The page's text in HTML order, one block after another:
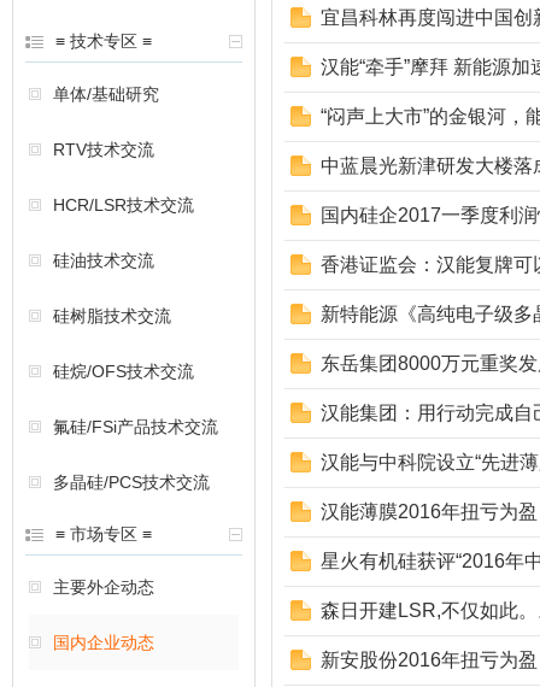
≡ 技术专区 ≡
单体/基础研究
RTV技术交流
HCR/LSR技术交流
硅油技术交流
硅树脂技术交流
硅烷/OFS技术交流
氟硅/FSi产品技术交流
多晶硅/PCS技术交流
≡ 市场专区 ≡
主要外企动态
国内企业动态
宜昌科林再度闯进中国
汉能“牵手”摩拜 新能源加
“闷声上大市”的金银河，
中蓝晨光新津研发大楼落
国内硅企2017一季度利
香港证监会：汉能复牌
新特能源《高纯电子级
东岳集团8000万元重奖
汉能集团：用行动完成自
汉能与中科院设立“先进
汉能薄膜2016年扭亏为
星火有机硅获评“2016年
森日开建LSR,不仅如此
新安股份2016年扭亏为盈